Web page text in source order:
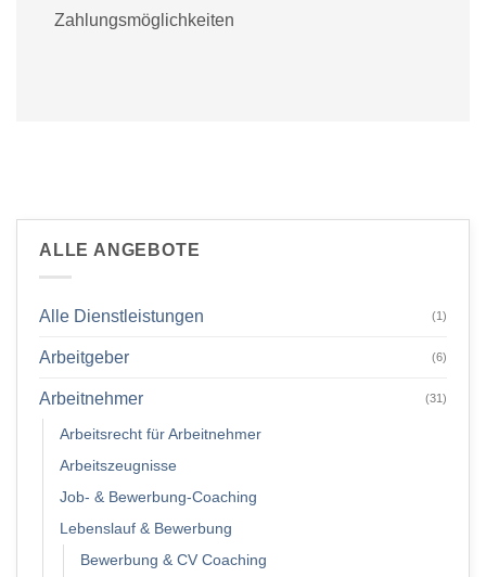
Zahlungsmöglichkeiten
ALLE ANGEBOTE
Alle Dienstleistungen (1)
Arbeitgeber (6)
Arbeitnehmer (31)
Arbeitsrecht für Arbeitnehmer
Arbeitszeugnisse
Job- & Bewerbung-Coaching
Lebenslauf & Bewerbung
Bewerbung & CV Coaching